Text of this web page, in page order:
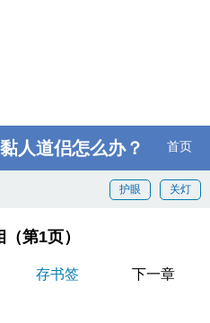
人道侣怎么办？ 首页
关灯
护眼
第1页）
存书签 下一章